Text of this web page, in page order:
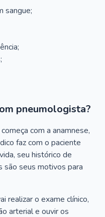
sangue;
pneumologista?
com a anamnese,
faz com o paciente
seu histórico de
são seus motivos para
realizar o exame clínico,
arterial e ouvir os